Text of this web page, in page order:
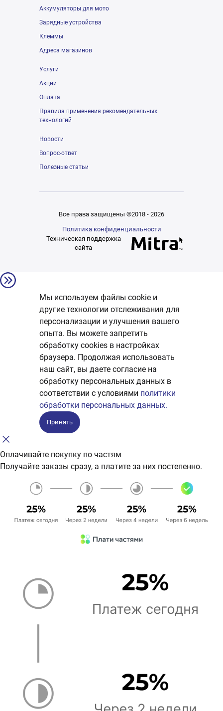
Аккумуляторы для мото
Зарядные устройства
Клеммы
Адреса магазинов
Услуги
Акции
Оплата
Правила применения рекомендательных
технологий
Новости
Вопрос-ответ
Полезные статьи
Все права защищены ©2018 - 2026
Политика конфиденциальности
Техническая поддержка
сайта
Мы используем файлы cookie и
другие технологии отслеживания для
персонализации и улучшения вашего
опыта. Вы можете запретить
обработку сookies в настройках
браузера. Продолжая использовать
наш сайт, вы даете согласие на
обработку персональных данных в
соответствии с условиями политики
обработки персональных данных.
Принять
Оплачивайте покупку по частям
Получайте заказы сразу, а платите за них постепенно.